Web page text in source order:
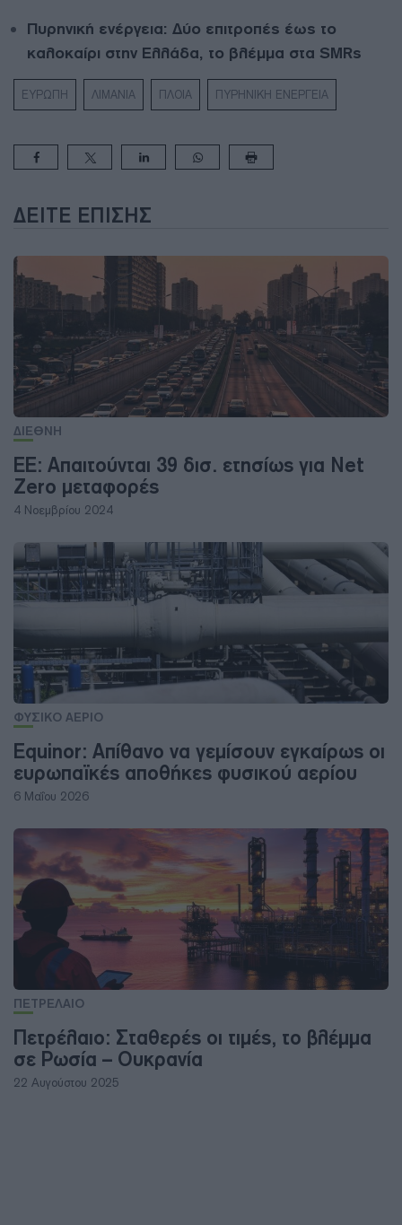
Πυρηνική ενέργεια: Δύο επιτροπές έως το
καλοκαίρι στην Ελλάδα, το βλέμμα στα SMRs
ΕΥΡΩΠΗ ΛΙΜΑΝΙΑ ΠΛΟΙΑ ΠΥΡΗΝΙΚΗ ΕΝΕΡΓΕΙΑ
ΔΕΊΤΕ ΕΠΊΣΗΣ
ΔΙΕΘΝΗ
ΕΕ: Απαιτούνται 39 δισ. ετησίως για Net
Zero μεταφορές
4 Νοεμβρίου 2024
ΦΥΣΙΚΟ ΑΕΡΙΟ
Equinor: Απίθανο να γεμίσουν εγκαίρως οι
ευρωπαϊκές αποθήκες φυσικού αερίου
6 Μαΐου 2026
ΠΕΤΡΕΛΑΙΟ
Πετρέλαιο: Σταθερές οι τιμές, το βλέμμα
σε Ρωσία – Ουκρανία
22 Αυγούστου 2025